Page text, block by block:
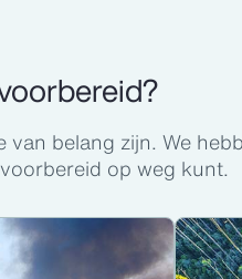
belang zijn. We
op weg kunt.